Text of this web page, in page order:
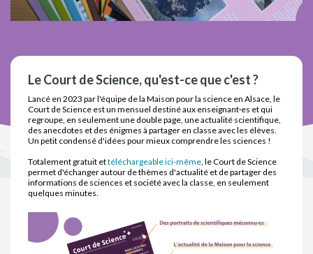
Le Court de Science, qu'est-ce que c'est ?
Lancé en 2023 par l'équipe de la Maison pour la science en Alsace, le
Court de Science est un mensuel destiné aux enseignant·es et qui
regroupe, en seulement une double page, une actualité scientifique,
des anecdotes et des énigmes à partager en classe avec les élèves.
Un petit condensé d'idées pour mieux comprendre les sciences !
Totalement gratuit ettéléchargeable ici-même, le Court de Science
permet d'échanger autour de thèmes d'actualité et de partager des
informations de sciences et société avec la classe, en seulement
quelques minutes.